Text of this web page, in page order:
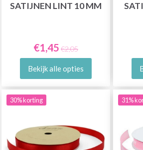
SATIJNEN LINT 10 MM
€1,45 €2,05
Bekijk alle opties
30% korting 31%